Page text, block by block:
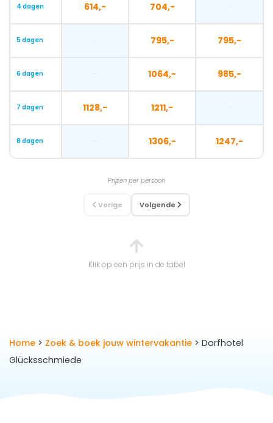
4 dagen 614,- 704,-
5 dagen 795,- 795,-
6 dagen 1064,- 985,-
7 dagen 1128,- 1211,-
8 dagen 1306,- 1247,-
Prijzen per persoon
Vorige Volgende
Klik op een prijs in de tabel
Home > Zoek & boek jouw wintervakantie > Dorfhotel
Glücksschmiede